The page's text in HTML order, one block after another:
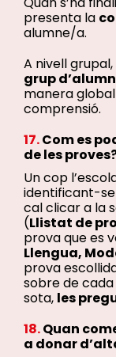
presenta la
alumne/a.
A nivell
grup
manera
comprensió.
17.Com es
de les proves
Un cop
identificant-se
cal clicar a la
(Llistat de
prova que es
Llengua,
prova
sobre de
sota, les
18.Quan
a donar